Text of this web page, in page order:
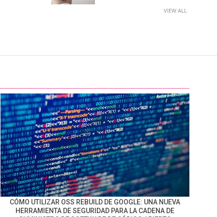
VIEW ALL
CÓMO UTILIZAR OSS REBUILD DE GOOGLE: UNA NUEVA
HERRAMIENTA DE SEGURIDAD PARA LA CADENA DE